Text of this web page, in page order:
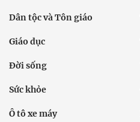
Dân tộc và Tôn giáo
Giáo dục
Đời sống
Sức khỏe
Ô tô xe máy